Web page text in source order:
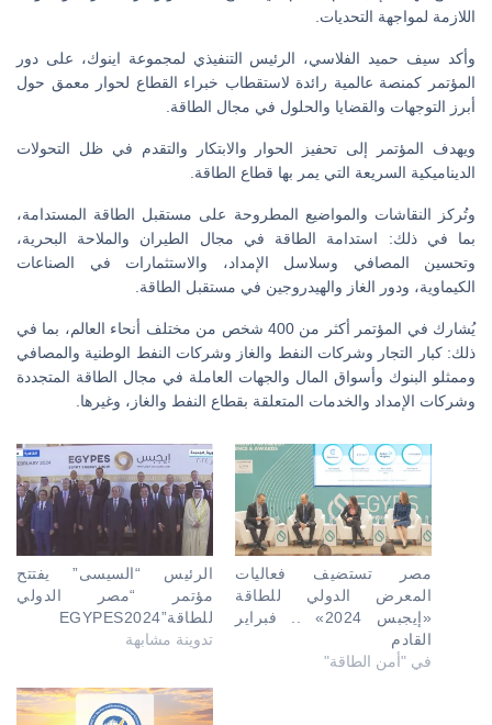
اللازمة لمواجهة التحديات.
وأكد سيف حميد الفلاسي، الرئيس التنفيذي لمجموعة اينوك، على دور
المؤتمر كمنصة عالمية رائدة لاستقطاب خبراء القطاع لحوار معمق حول
أبرز التوجهات والقضايا والحلول في مجال الطاقة.
ويهدف المؤتمر إلى تحفيز الحوار والابتكار والتقدم في ظل التحولات
الديناميكية السريعة التي يمر بها قطاع الطاقة.
وتُركز النقاشات والمواضيع المطروحة على مستقبل الطاقة المستدامة،
بما في ذلك: استدامة الطاقة في مجال الطيران والملاحة البحرية،
وتحسين المصافي وسلاسل الإمداد، والاستثمارات في الصناعات
الكيماوية، ودور الغاز والهيدروجين في مستقبل الطاقة.
يُشارك في المؤتمر أكثر من 400 شخص من مختلف أنحاء العالم، بما في
ذلك: كبار التجار وشركات النفط والغاز وشركات النفط الوطنية والمصافي
وممثلو البنوك وأسواق المال والجهات العاملة في مجال الطاقة المتجددة
وشركات الإمداد والخدمات المتعلقة بقطاع النفط والغاز، وغيرها.
الرئيس “السيسى” يفتتح
مؤتمر “مصر الدولي
للطاقة”EGYPES2024
تدوينة مشابهة
مصر تستضيف فعاليات
المعرض الدولي للطاقة
«إيجبس 2024» .. فبراير
القادم
في "أمن الطاقة"